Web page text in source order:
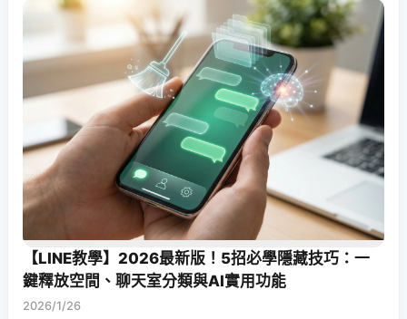
【LINE教學】2026最新版！5招必學隱藏技巧：一
鍵釋放空間、聊天室分類與AI實用功能
2026/1/26